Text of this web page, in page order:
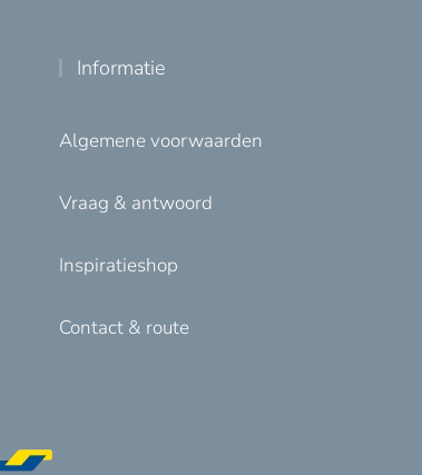
Informatie
Algemene voorwaarden
Vraag & antwoord
Inspiratieshop
Contact & route